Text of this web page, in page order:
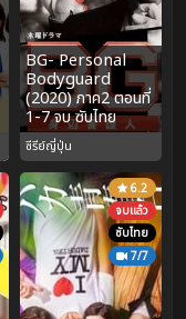
BG- Personal
Bodyguard
(2020) ภาค2 ตอนที่
1-7 จบ ซับไทย
ซีรีย์ญี่ปุ่น
6.2
จบแล้ว
ซับไทย
7/7